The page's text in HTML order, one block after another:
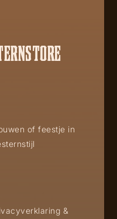
of feestje in
&